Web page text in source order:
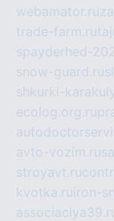
webamator.ru
trade-farm.ru
spayderhed-
snow-guard.ru
shkurki-
ecolog.org.ru
avto-vozim.ru
stroyavt.ru
kvotka.ru iron-